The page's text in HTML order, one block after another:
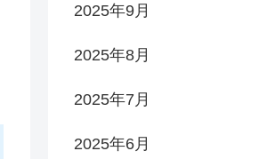
2025年9月
2025年8月
2025年7月
2025年6月